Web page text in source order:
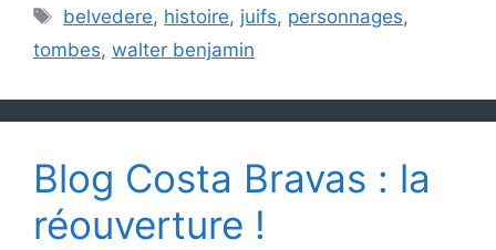
Étiquettes
belvedere, histoire, juifs, personnages,
tombes, walter benjamin
Blog Costa Bravas : la
réouverture !